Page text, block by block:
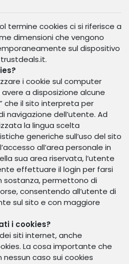
termine cookies ci si riferisce a
dimensioni che vengono
sul dispositivo
i cookie sul computer
a disposizione alcune
che il sito interpreta per
navigazione dell’utente. Ad
la lingua scelta
generiche sull’uso del sito
all’area personale in
sua area riservata, l’utente
effettuare il login per farsi
sostanza, permettono di
consentendo all’utente di
sul sito e con maggiore
i cookies?
siti internet, anche
La cosa importante che
caso sui cookies